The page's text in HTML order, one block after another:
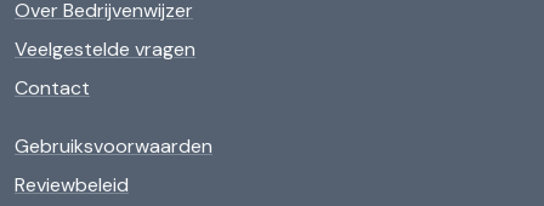
Over Bedrijvenwijzer
Veelgestelde vragen
Contact
Gebruiksvoorwaarden
Reviewbeleid